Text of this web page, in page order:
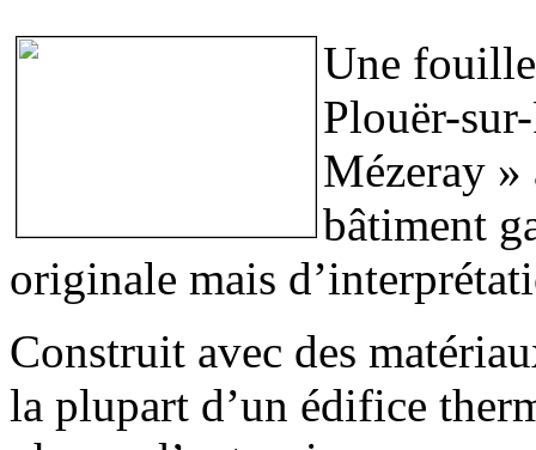
Une
Plouër-
Mézeray »
bâtiment
originale mais
Construit avec des
la plupart d’un édifice